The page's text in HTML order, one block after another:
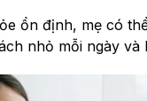
ổn định, mẹ có
nhỏ mỗi ngày